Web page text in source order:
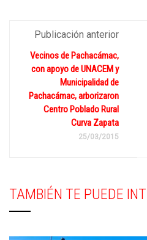
Publicación anterior
Vecinos de Pachacámac,
con apoyo de UNACEM y
Municipalidad de
Pachacámac, arborizaron
Centro Poblado Rural
Curva Zapata
25/03/2015
TAMBIÉN TE PUEDE